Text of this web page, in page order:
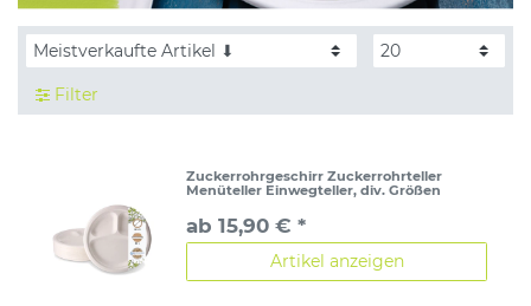
Filter
Zuckerrohrgeschirr Zuckerrohrteller
Menüteller Einwegteller, div. Größen
ab 15,90 € *
Artikel anzeigen